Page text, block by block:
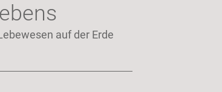
auf der Erde